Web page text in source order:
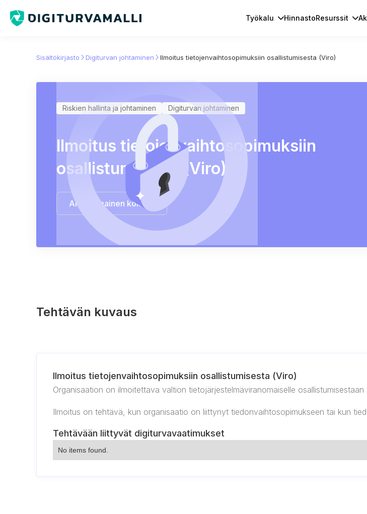
Työkalu HinnastoResurssit
Sisältökirjasto Digiturvan johtaminen Ilmoitus tietojenvaihtosopimuksiin osallistumisesta (Viro)
Riskien hallinta ja johtaminen Digiturvan johtaminen
Ilmoitus tietojenvaihtosopimuksiin
osallistumisesta (Viro)
Aloita ilmainen kokeilu
Tehtävän kuvaus
Ilmoitus tietojenvaihtosopimuksiin osallistumisesta (Viro)
Organisaation on ilmoitettava valtion tietojärjestelmäviranomaiselle
Ilmoitus on tehtävä, kun organisaatio on liittynyt tiedonvaihtosopimukseen tai kun
Tehtävään liittyvät digiturvavaatimukset
No items found.